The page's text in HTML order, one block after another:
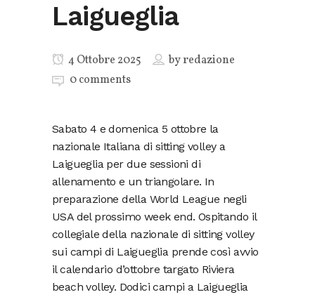
Laigueglia
4 Ottobre 2025 byredazione
0 comments
Sabato 4 e domenica 5 ottobre la
nazionale Italiana di sitting volley a
Laigueglia per due sessioni di
allenamento e un triangolare. In
preparazione della World League negli
USA del prossimo week end. Ospitando il
collegiale della nazionale di sitting volley
sui campi di Laigueglia prende così avvio
il calendario d’ottobre targato Riviera
beach volley. Dodici campi a Laigueglia